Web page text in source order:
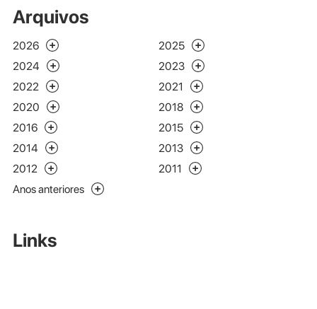
Arquivos
2026
2025
2024
2023
2022
2021
2020
2018
2016
2015
2014
2013
2012
2011
Anos anteriores
Links